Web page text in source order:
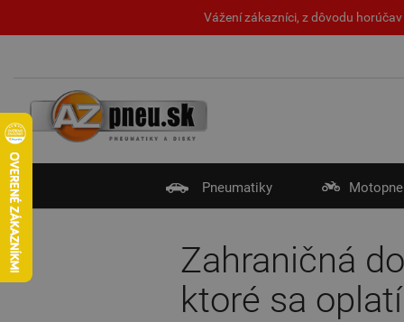
Vážení zákazníci, z dôvodu
Pneumatiky
Zahraničná
ktoré sa